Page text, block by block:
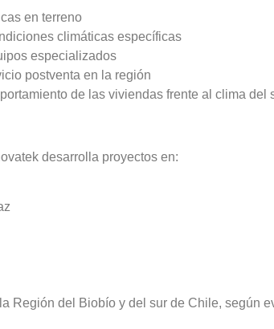
en terreno
climáticas específicas
especializados
postventa en la región
de las viviendas frente al clima
desarrolla proyectos en:
Región del Biobío y del sur de Chile, según